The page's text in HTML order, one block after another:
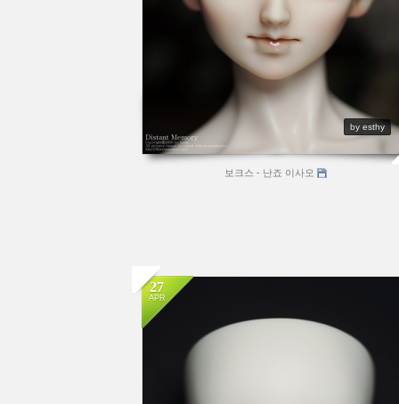
by esthy
보크스 - 난죠 이사오
27
APR